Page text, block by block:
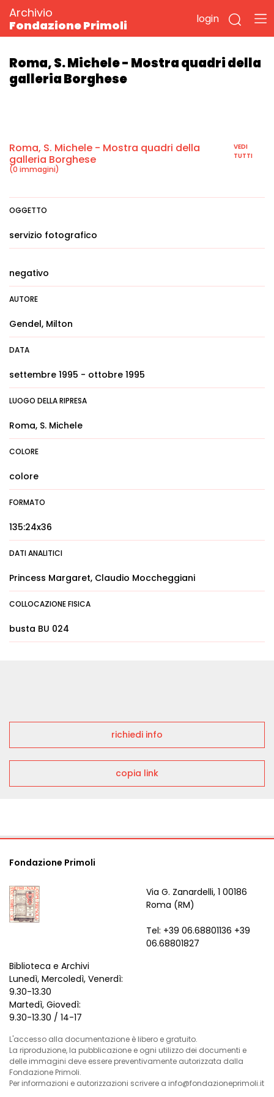
Archivio
Fondazione Primoli
login
Roma, S. Michele - Mostra quadri della
galleria Borghese
Roma, S. Michele - Mostra quadri della
galleria Borghese
(0 immagini)
VEDI
TUTTI
OGGETTO
servizio fotografico
negativo
AUTORE
Gendel, Milton
DATA
settembre 1995 - ottobre 1995
LUOGO DELLA RIPRESA
Roma, S. Michele
COLORE
colore
FORMATO
135:24x36
DATI ANALITICI
Princess Margaret, Claudio Moccheggiani
COLLOCAZIONE FISICA
busta BU 024
richiedi info
copia link
Fondazione Primoli
Via G. Zanardelli, 1 00186
Roma (RM)
Tel: +39 06.68801136 +39
06.68801827
Biblioteca e Archivi
Lunedì, Mercoledì, Venerdì:
9.30-13.30
Martedì, Giovedì:
9.30-13.30 / 14-17
L'accesso alla documentazione è libero e gratuito.
La riproduzione, la pubblicazione e ogni utilizzo dei documenti e
delle immagini deve essere preventivamente autorizzata dalla
Fondazione Primoli.
Per informazioni e autorizzazioni scrivere a info@fondazioneprimoli.it